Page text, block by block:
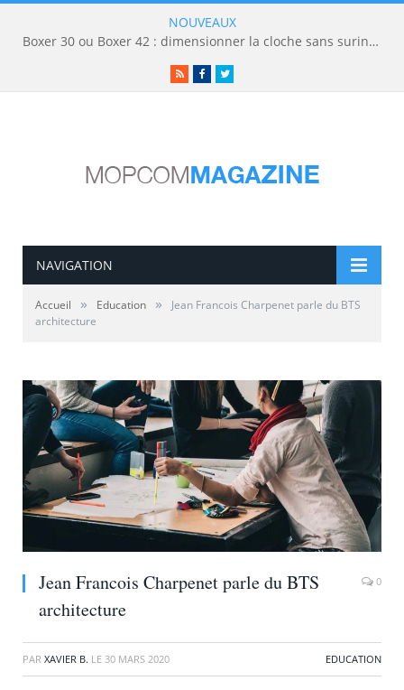
NOUVEAUX
Boxer 30 ou Boxer 42 : dimensionner la cloche sans surinvestir
RSSFacebookTwitter
NAVIGATION
Accueil » Education »
Jean Francois Charpenet parle du BTS
architecture
Jean Francois Charpenet parle du BTS
architecture
0
PAR XAVIER B. LE 30 MARS 2020 EDUCATION